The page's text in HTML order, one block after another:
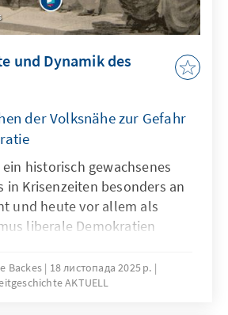
und Dynamik des
der Volksnähe zur Gefahr
historisch gewachsenes
in Krisenzeiten besonders an
und heute vor allem als
liberale Demokratien
Aktuell, dass nur
und
Backes
18 листопада 2025 р.
AKTUELL